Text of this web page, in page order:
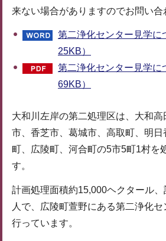
来ない場合がありますのでお問い合
第二浄化センター見学に
25KB）
第二浄化センター見学に
69KB）
大和川左岸の第二処理区は、大和
市、香芝市、葛城市、高取町、明
町、広陵町、河合町の5市5町1村を
す。
計画処理面積約15,000ヘクタール
人で、広陵町萱野にある第二浄化
行っています。